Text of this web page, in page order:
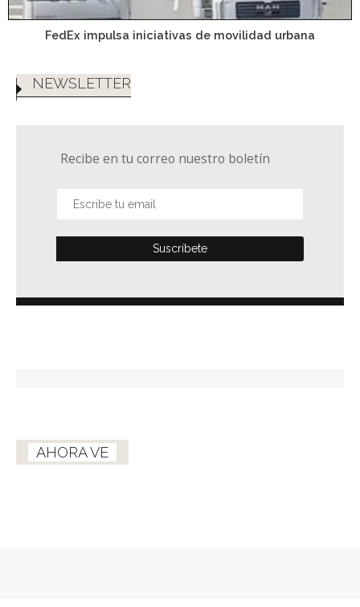
FedEx impulsa iniciativas de movilidad urbana
NEWSLETTER
Recibe en tu correo nuestro boletín
AHORA VE